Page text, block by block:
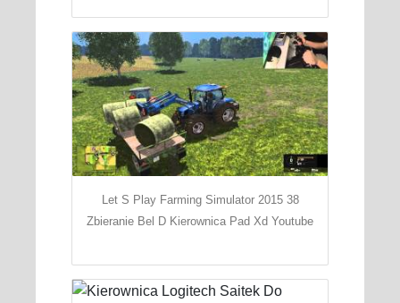
Let S Play Farming Simulator 2015 38
Zbieranie Bel D Kierownica Pad Xd Youtube